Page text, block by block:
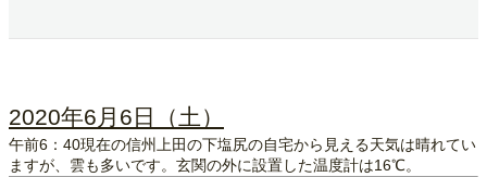
2020年6月6日（土）
午前6：40現在の信州上田の下塩尻の自宅から見える天気は晴れてい
ますが、雲も多いです。玄関の外に設置した温度計は16℃。